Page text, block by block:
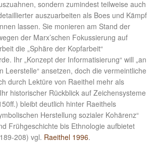
sondern zumindest teilweise auch
auszuarbeiten als Boes und Kämpf
lassen. Sie monieren am Stand der
der Marx’schen Fokussierung auf
die „Sphäre der Kopfarbeit“
Ihr „Konzept der Informatisierung“ will „an
Leerstelle“ ansetzen, doch die vermeintliche
durch Lektüre von Raeithel mehr als
historischer Rückblick auf Zeichensysteme
bleibt deutlich hinter Raeithels
Herstellung sozialer Kohärenz“
Frühgeschichte bis Ethnologie aufbietet
208) vgl. Raeithel 1996.